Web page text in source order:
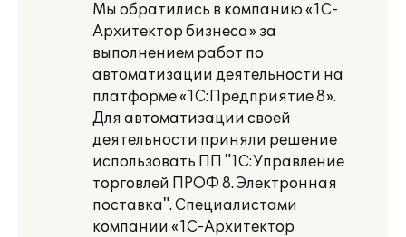
Мы обратились в компанию «1С-
Архитектор бизнеса» за
выполнением работ по
автоматизации деятельности на
платформе «1С:Предприятие 8».
Для автоматизации своей
деятельности приняли решение
использовать ПП "1С:Управление
торговлей ПРОФ 8. Электронная
поставка". Специалистами
компании «1С-Архитектор